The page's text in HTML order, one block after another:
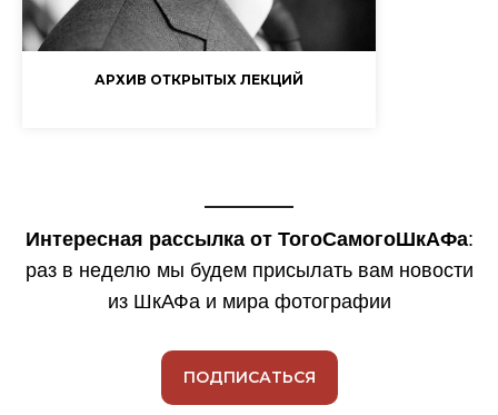
АРХИВ ОТКРЫТЫХ ЛЕКЦИЙ
Интересная рассылка от ТогоСамогоШкАФа:
раз в неделю мы будем присылать вам новости
из ШкАФа и мира фотографии
ПОДПИСАТЬСЯ